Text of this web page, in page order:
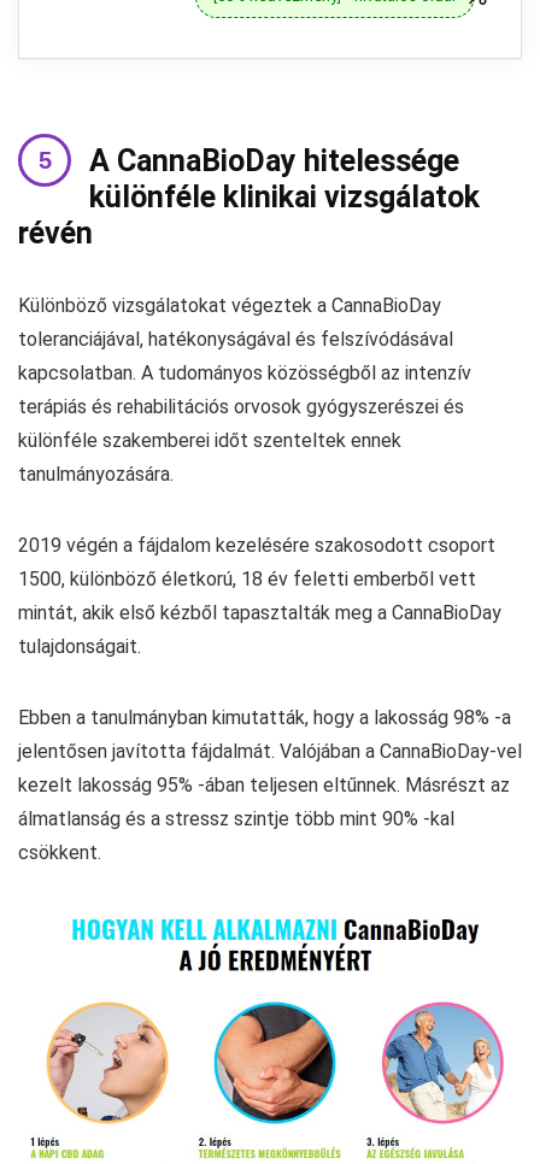
A CannaBioDay hitelessége
különféle klinikai vizsgálatok
révén
Különböző vizsgálatokat végeztek a CannaBioDay
toleranciájával, hatékonyságával és felszívódásával
kapcsolatban. A tudományos közösségből az intenzív
terápiás és rehabilitációs orvosok gyógyszerészei és
különféle szakemberei időt szenteltek ennek
tanulmányozására.
2019 végén a fájdalom kezelésére szakosodott csoport
1500, különböző életkorú, 18 év feletti emberből vett
mintát, akik első kézből tapasztalták meg a CannaBioDay
tulajdonságait.
Ebben a tanulmányban kimutatták, hogy a lakosság 98% -a
jelentősen javította fájdalmát. Valójában a CannaBioDay-vel
kezelt lakosság 95% -ában teljesen eltűnnek. Másrészt az
álmatlanság és a stressz szintje több mint 90% -kal
csökkent.